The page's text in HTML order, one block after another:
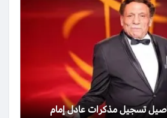
تسجيل مذكرات عادل إمام